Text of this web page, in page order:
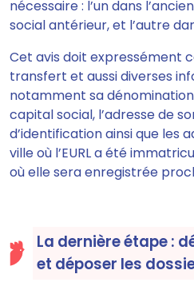
nécessaire : l’un dans
social antérieur, et l’autre
Cet avis doit expressément
transfert et aussi diverses
notamment sa
capital social, l’adresse de
d’identification ainsi que les
ville où l’EURL a été
où elle sera enregistrée
La dernière étape :
et déposer les